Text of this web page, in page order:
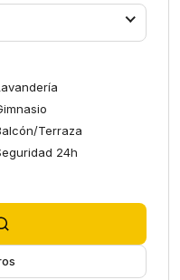
Terraza
24h